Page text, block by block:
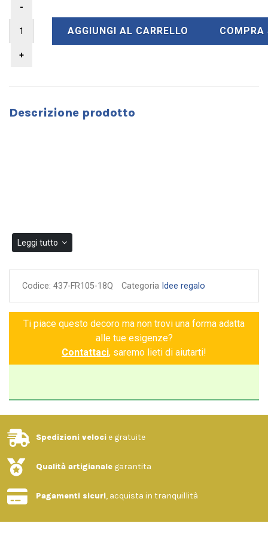
AGGIUNGI AL CARRELLO COMPRA
Descrizione prodotto
Leggi tutto
Codice: 437-FR105-18Q Categoria Idee regalo
Ti piace questo decoro ma non trovi una forma adatta
alle tue esigenze?
Contattaci, saremo lieti di aiutarti!
Spedizioni veloci e gratuite
Qualità artigianale garantita
Pagamenti sicuri, acquista in tranquillità